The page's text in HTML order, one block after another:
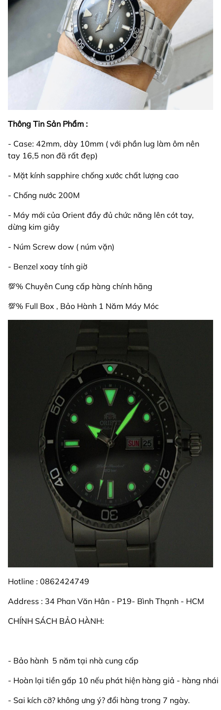
Thông Tin Sản Phẩm :
- Case: 42mm, dày 10mm ( với phần lug làm ôm nên
tay 16,5 non đã rất đẹp)
- Mặt kính sapphire chống xước chất lượng cao
- Chống nước 200M
- Máy mới của Orient đầy đủ chức năng lên cót tay,
dừng kim giây
- Núm Screw dow ( núm vặn)
- Benzel xoay tính giờ
💯% Chuyên Cung cấp hàng chính hãng
💯% Full Box , Bảo Hành 1 Năm Máy Móc
Hotline : 0862424749
Address : 34 Phan Văn Hân - P19- Bình Thạnh - HCM
CHÍNH SÁCH BẢO HÀNH:
- Bảo hành 5 năm tại nhà cung cấp
- Hoàn lại tiền gấp 10 nếu phát hiện hàng giả - hàng nhái
- Sai kích cỡ? không ưng ý? đổi hàng trong 7 ngày.